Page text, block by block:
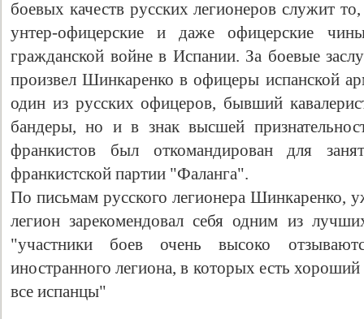
боевых качеств русских легионеров служит
унтер-офицерские и даже офицерские
гражданской войне в Испании. За боевые
произвел Шинкаренко в офицеры испанской
один из русских офицеров, бывший
бандеры, но и в знак высшей
франкистов был откомандирован для
франкистской партии "Фаланга".
По письмам русского легионера Шинкаренко,
легион зарекомендовал себя одним из
"участники боев очень высоко
иностранного легиона, в которых есть
все испанцы"